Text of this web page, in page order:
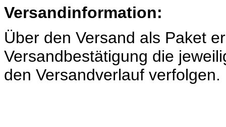
Versandinformation:
Über den Versand als Paket
Versandbestätigung die
den Versandverlauf verfolgen.